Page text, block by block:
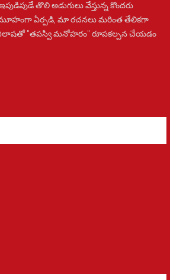
తొలి అడుగులు వేస్తున్న కొందరు
ఏర్పడి, మా రచనలు మరింత తేలికగా
"తపస్వి మనోహరం" రూపకల్పన చేయడం